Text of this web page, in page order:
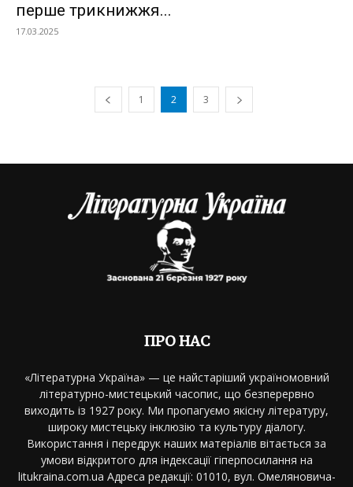
перше трикнижжя...
17.03.2025
1 2 3
ПРО НАС
«Літературна Україна» — це найстаріший україномовний
літературно-мистецький часопис, що безперервно
виходить із 1927 року. Ми пропагуємо якісну літературу,
широку мистецьку інклюзію та культуру діалогу.
Використання і передрук наших матеріалів вітається за
умови відкритого для індексації гіперпосилання на
litukraina.com.ua Адреса редакції: 01010, вул. Омеляновича-